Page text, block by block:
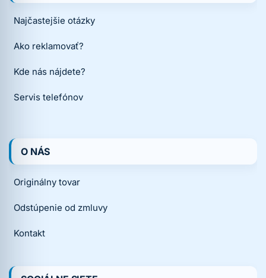
Najčastejšie otázky
Ako reklamovať?
Kde nás nájdete?
Servis telefónov
O NÁS
Originálny tovar
Odstúpenie od zmluvy
Kontakt